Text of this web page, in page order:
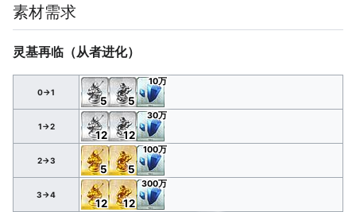
素材需求
灵基再临（从者进化）
0→1
5 5
10万
1→2
12 12
30万
2→3
5 5
100万
3→4
12 12
300万